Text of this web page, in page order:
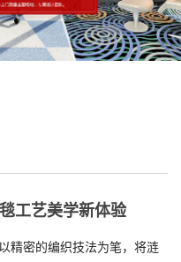
工艺美学新体验
精密的编织技法为笔，将涟